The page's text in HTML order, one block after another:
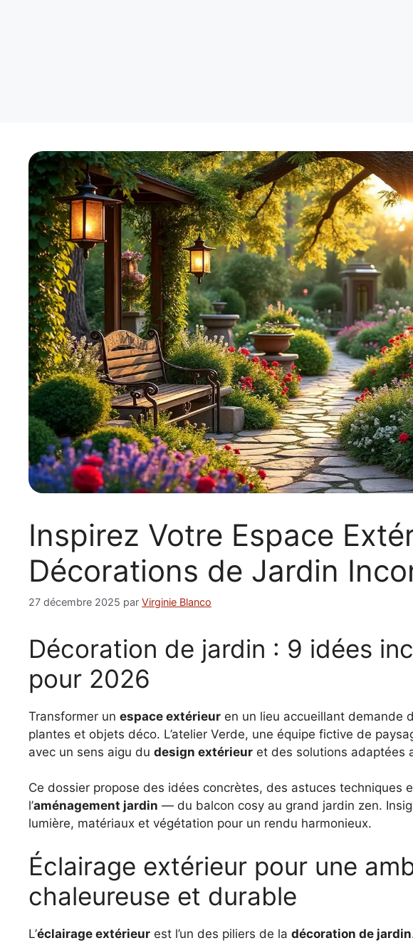
Inspirez Votre Espace
Décorations de Jardin
27 décembre 2025 par Virginie Blanco
Décoration de jardin : 9 idées
pour 2026
Transformer un espace extérieur en un lieu accueillant demande
plantes et objets déco. L’atelier Verde, une équipe fictive de
avec un sens aigu du design extérieur et des solutions adaptées
Ce dossier propose des idées concrètes, des astuces techniques
l’aménagement jardin — du balcon cosy au grand jardin zen.
lumière, matériaux et végétation pour un rendu harmonieux.
Éclairage extérieur pour une
chaleureuse et durable
L’éclairage extérieur est l’un des piliers de la décoration de jardin